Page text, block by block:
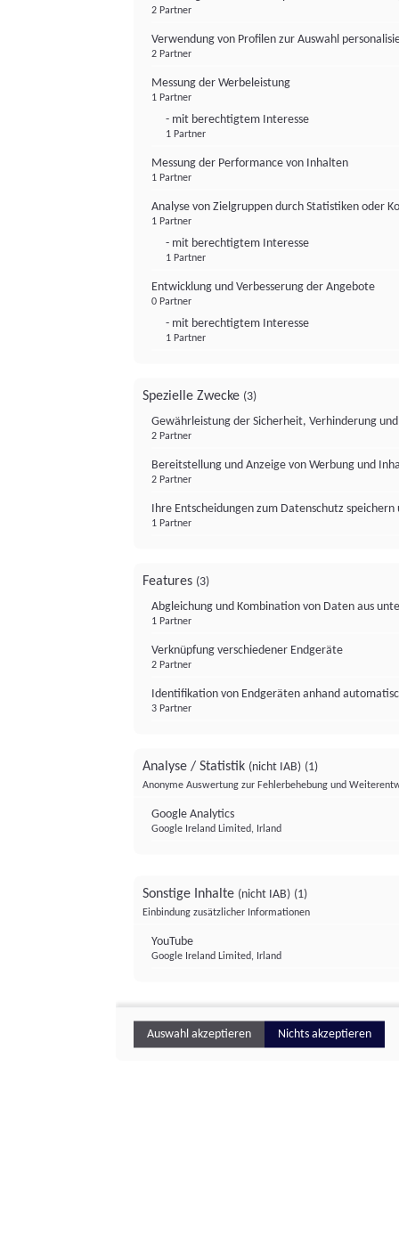
2 Partner
Verwendung von Profilen zur Auswahl
2 Partner
Messung der Werbeleistung
1 Partner
- mit berechtigtem Interesse
1 Partner
Messung der Performance von Inhalten
1 Partner
Analyse von Zielgruppen durch Statistiken oder
1 Partner
- mit berechtigtem Interesse
1 Partner
Entwicklung und Verbesserung der Angebote
0 Partner
- mit berechtigtem Interesse
1 Partner
Spezielle Zwecke (3)
Gewährleistung der Sicherheit, Verhinderung
2 Partner
Bereitstellung und Anzeige von Werbung und
2 Partner
Ihre Entscheidungen zum Datenschutz
1 Partner
Features (3)
Abgleichung und Kombination von Daten aus
1 Partner
Verknüpfung verschiedener Endgeräte
2 Partner
Identifikation von Endgeräten anhand
3 Partner
Analyse / Statistik (nicht IAB) (1)
Anonyme Auswertung zur Fehlerbehebung und
Google Analytics
Google Ireland Limited, Irland
Sonstige Inhalte (nicht IAB) (1)
Einbindung zusätzlicher Informationen
YouTube
Google Ireland Limited, Irland
Auswahl akzeptieren Nichts akzeptieren